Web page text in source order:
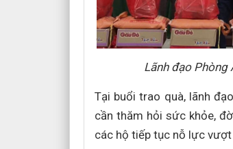
Lãnh đạo
Tại buổi trao quà, lãnh
cần thăm hỏi sức khỏe,
các hộ tiếp tục nỗ lực